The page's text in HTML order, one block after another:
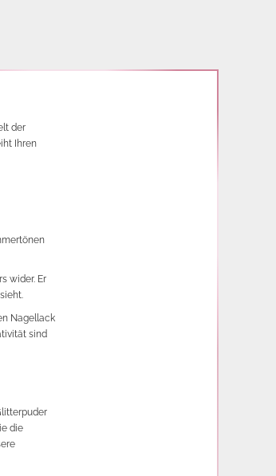
der
Ihren
wider. Er
Nagellack
sind
die